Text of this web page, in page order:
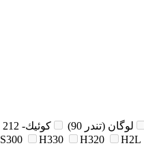
لوگان (تندر 90) كوئيك- 212
S300 H330 H320 H2L